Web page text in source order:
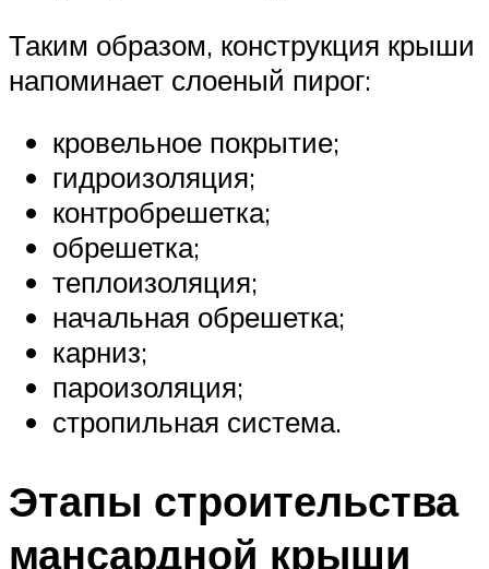
Таким образом, конструкция крыши
напоминает слоеный пирог:
кровельное покрытие;
гидроизоляция;
контробрешетка;
обрешетка;
теплоизоляция;
начальная обрешетка;
карниз;
пароизоляция;
стропильная система.
Этапы строительства
мансардной крыши